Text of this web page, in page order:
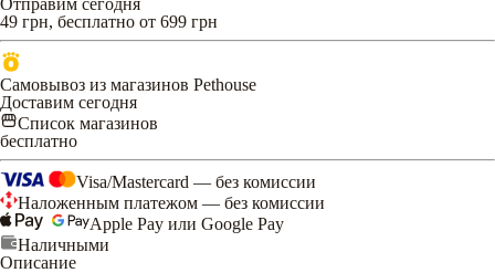
49 грн, бесплатно от 699 грн
Самовывоз из магазинов Pethouse
Доставим сегодня
Список магазинов
бесплатно
Visa/Mastercard — без комиссии
Наложенным платежом — без комиссии
Apple Pay или Google Pay
Наличными
Описание